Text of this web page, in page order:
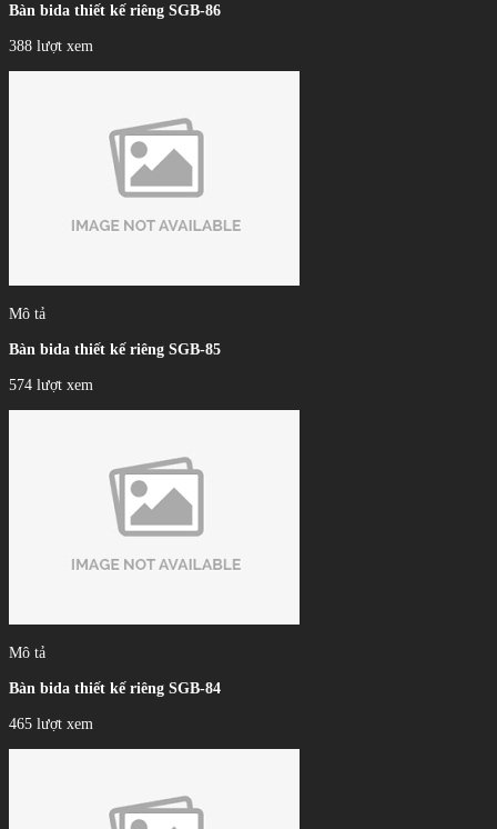
Bàn bida thiết kế riêng SGB-86
388 lượt xem
Mô tả
Bàn bida thiết kế riêng SGB-85
574 lượt xem
Mô tả
Bàn bida thiết kế riêng SGB-84
465 lượt xem